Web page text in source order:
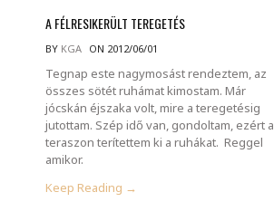
A FÉLRESIKERÜLT TEREGETÉS
BY KGA ON 2012/06/01
Tegnap este nagymosást rendeztem, az
összes sötét ruhámat kimostam. Már
jócskán éjszaka volt, mire a teregetésig
jutottam. Szép idő van, gondoltam, ezért a
teraszon terítettem ki a ruhákat. Reggel
amikor.
Keep Reading →